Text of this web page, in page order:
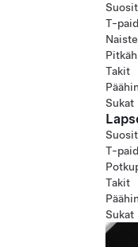
T-
Takit
Sukat
T-
Takit
Sukat